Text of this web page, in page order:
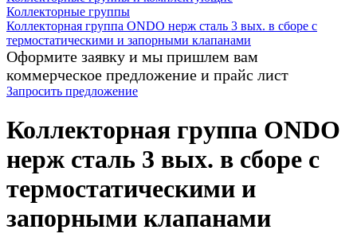
Коллекторные группы
Коллекторная группа ONDO нерж сталь 3 вых. в сборе с
термостатическими и запорными клапанами
Оформите заявку и мы пришлем вам
коммерческое предложение и прайс лист
Запросить предложение
Коллекторная группа ONDO
нерж сталь 3 вых. в сборе с
термостатическими и
запорными клапанами